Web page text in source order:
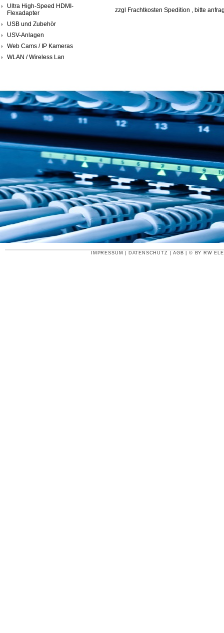
Ultra High-Speed HDMI-
Flexadapter
USB und Zubehör
USV-Anlagen
Web Cams / IP Kameras
WLAN / Wireless Lan
zzgl Frachtkosten Spedition , bitte
IMPRESSUM DATENSCHUTZ |AGB | © BY RW